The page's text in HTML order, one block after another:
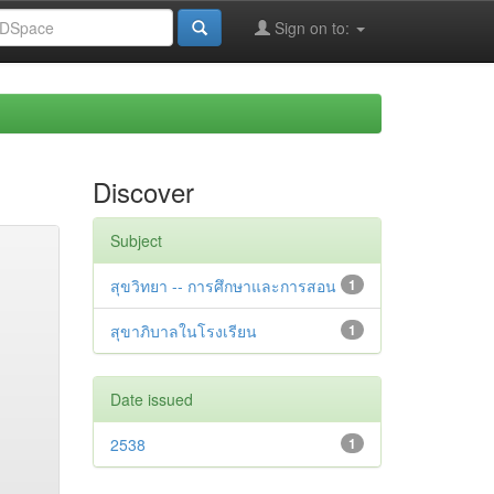
Sign on to:
Discover
Subject
1
สุขวิทยา -- การศึกษาและการสอน
1
สุขาภิบาลในโรงเรียน
Date issued
1
2538